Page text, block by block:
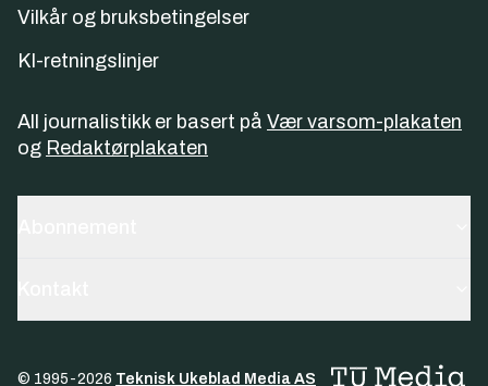
Vilkår og bruksbetingelser
KI-retningslinjer
All journalistikk er basert på Vær varsom-plakaten
og Redaktørplakaten
© 1995-2026 Teknisk Ukeblad Media AS